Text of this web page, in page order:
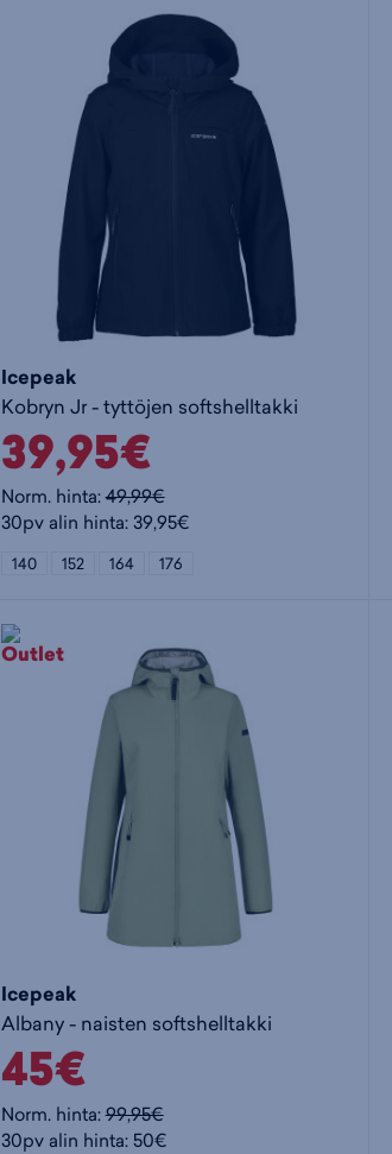
Icepeak
Kobryn Jr - tyttöjen softshelltakki
39,95€
Norm. hinta:49,99€
30pv alin hinta: 39,95€
140 152 164 176
Icepeak
Albany - naisten softshelltakki
45€
Norm. hinta:99,95€
30pv alin hinta: 50€